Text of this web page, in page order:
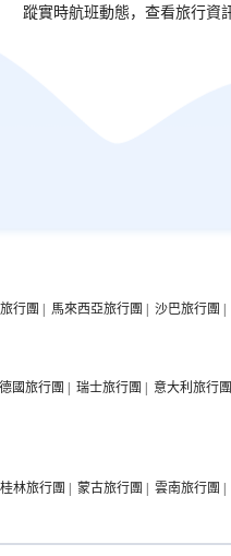
蹤實時航班動態，查看旅行資
行團 | 馬來西亞旅行團 | 沙巴旅行團 |
德國旅行團 | 瑞士旅行團 | 意大利旅行團
桂林旅行團 | 蒙古旅行團 | 雲南旅行團 |